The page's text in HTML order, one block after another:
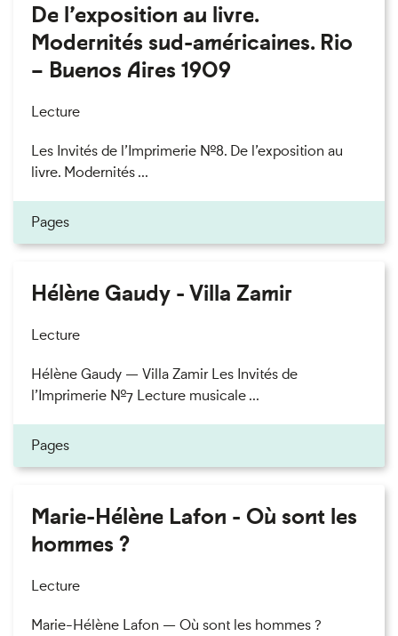
De l’exposition au livre.
Modernités sud-américaines. Rio
– Buenos Aires 1909
Lecture
Les Invités de l’Imprimerie n°8. De l’exposition au
livre. Modernités ...
Pages
Hélène Gaudy - Villa Zamir
Lecture
Hélène Gaudy — Villa Zamir Les Invités de
l’Imprimerie n°7 Lecture musicale ...
Pages
Marie-Hélène Lafon - Où sont les
hommes ?
Lecture
Marie-Hélène Lafon — Où sont les hommes ?